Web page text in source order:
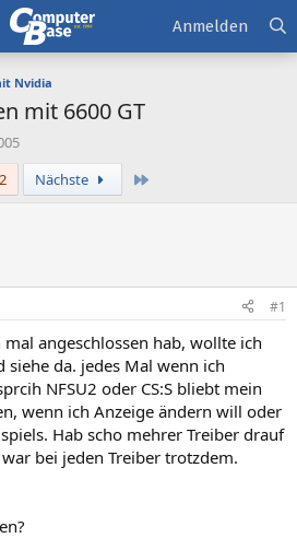
Anmelden
Nvidia
mit 6600 GT
Nächste
#1
angeschlossen hab, wollte ich
siehe da. jedes Mal wenn ich
NFSU2 oder CS:S bliebt mein
wenn ich Anzeige ändern will oder
Hab scho mehrer Treiber drauf
bei jeden Treiber trotzdem.